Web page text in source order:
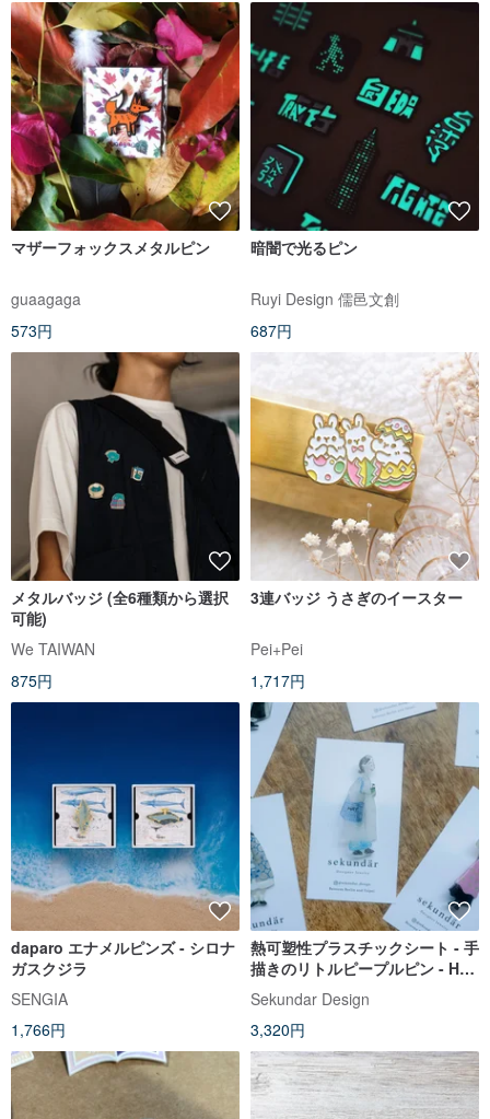
マザーフォックスメタルピン
guaagaga
573円
暗闇で光るピン
Ruyi Design 儒邑文創
687円
メタルバッジ (全6種類から選択
可能)
We TAIWAN
875円
3連バッジ うさぎのイースター
Pei+Pei
1,717円
daparo エナメルピンズ - シロナ
ガスクジラ
SENGIA
1,766円
熱可塑性プラスチックシート - 手
描きのリトルピープルピン - HAY
ガール
Sekundar Design
3,320円